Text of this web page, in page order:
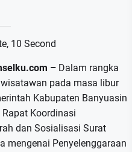
10 Second
–Dalam rangka
pada masa libur
Kabupaten Banyuasin
Koordinasi
dan Sosialisasi Surat
mengenai Penyelenggaraan